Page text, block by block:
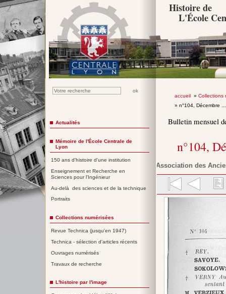
Histoire de
L'École
accueil» Collections
» n°104, Décembre
Bulletin mensuel
n°104,
Association des
Actualités
Mémoire de l'École Centrale de
Lyon
150 ans d'histoire d'une institution
Enseignement et Recherche en
Sciences pour l'Ingénieur
Au-delà des sciences et de la technique
Portraits
Collections numérisées
Revue Technica (jusqu'en 1947)
Technica - sélection d'articles récents
Ouvrages numérisés
Travaux de recherche
L'histoire par l'image